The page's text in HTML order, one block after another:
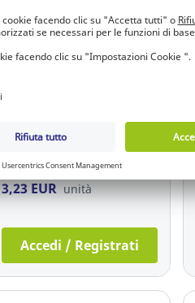
Ref.: 8.419.751
3,23 EUR unità
Accedi / Registrati